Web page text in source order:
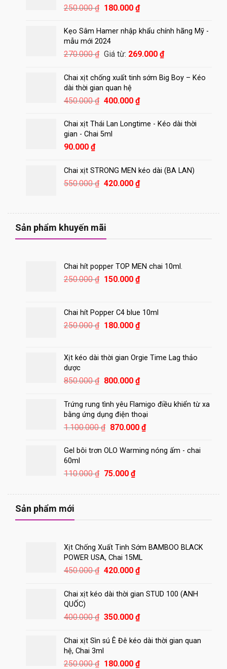
250.000₫ Giá
là:
250.000 ₫.
180.000 ₫Giá
tại
180.000 ₫.
Kẹo Sâm Hamer nhập khẩu chính hãng Mỹ -
mẫu mới 2024
270.000₫ Giá từ: 269.000 ₫
Chai xịt chống xuất tinh sớm Big Boy – Kéo
dài thời gian quan hệ
450.000₫ Giá
là:
450.000 ₫.
400.000 ₫Giá
tại
Chai xịt Thái Lan Longtime - Kéo dài thời
gian - Chai 5ml
90.000 ₫
Chai xịt STRONG MEN kéo dài (BA LAN)
550.000₫ Giá
550.000 ₫.
420.000 ₫Giá
là:
Sản phẩm khuyến mãi
Chai hít popper TOP MEN chai 10ml.
250.000₫ Giá
250.000 ₫.
150.000 ₫Giá
là:
150.000 ₫.
Chai hít Popper C4 blue 10ml
250.000₫ Giá
250.000 ₫.
180.000 ₫Giá
là:
Xịt kéo dài thời gian Orgie Time Lag thảo
dược
850.000₫ Giá
là:
850.000 ₫.
800.000 ₫Giá
tại
là:
800.000 ₫.
Trứng rung tình yêu Flamigo điều khiển từ xa
bằng ứng dụng điện thoại
1.100.000₫ Giá
là:
870.000 ₫Giá
tại
Gel bôi trơn OLO Warming nóng ấm - chai
60ml
110.000₫ Giá
là:
75.000 ₫Giá
tại
Sản phẩm mới
Xịt Chống Xuất Tinh Sớm BAMBOO BLACK
POWER USA, Chai 15ML
450.000₫ Giá
là:
420.000 ₫Giá
tại
420.000 ₫.
Chai xịt kéo dài thời gian STUD 100 (ANH
QUỐC)
400.000₫ Giá
là:
400.000 ₫.
350.000 ₫Giá
tại
350.000 ₫.
Chai xịt Sìn sú Ê Đê kéo dài thời gian quan
hệ, Chai 3ml
250.000₫ Giá
180.000 ₫Giá